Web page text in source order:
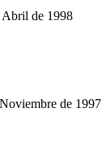
Abril de 1998
de 1997